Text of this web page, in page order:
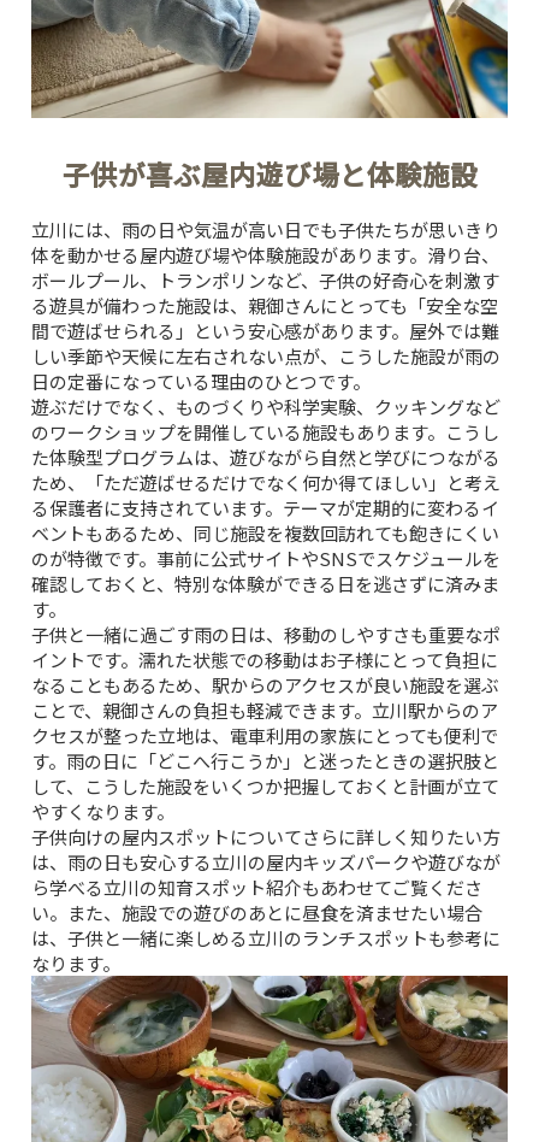
子供が喜ぶ屋内遊び場と体験施設
立川には、雨の日や気温が高い日でも子供たちが思いきり
体を動かせる屋内遊び場や体験施設があります。滑り台、
ボールプール、トランポリンなど、子供の好奇心を刺激す
る遊具が備わった施設は、親御さんにとっても「安全な空
間で遊ばせられる」という安心感があります。屋外では難
しい季節や天候に左右されない点が、こうした施設が雨の
日の定番になっている理由のひとつです。
遊ぶだけでなく、ものづくりや科学実験、クッキングなど
のワークショップを開催している施設もあります。こうし
た体験型プログラムは、遊びながら自然と学びにつながる
ため、「ただ遊ばせるだけでなく何か得てほしい」と考え
る保護者に支持されています。テーマが定期的に変わるイ
ベントもあるため、同じ施設を複数回訪れても飽きにくい
のが特徴です。事前に公式サイトやSNSでスケジュールを
確認しておくと、特別な体験ができる日を逃さずに済みま
す。
子供と一緒に過ごす雨の日は、移動のしやすさも重要なポ
イントです。濡れた状態での移動はお子様にとって負担に
なることもあるため、駅からのアクセスが良い施設を選ぶ
ことで、親御さんの負担も軽減できます。立川駅からのア
クセスが整った立地は、電車利用の家族にとっても便利で
す。雨の日に「どこへ行こうか」と迷ったときの選択肢と
して、こうした施設をいくつか把握しておくと計画が立て
やすくなります。
子供向けの屋内スポットについてさらに詳しく知りたい方
は、 雨の日も安心する立川の屋内キッズパークや遊びなが
ら学べる立川の知育スポット紹介もあわせてご覧くださ
い。また、施設での遊びのあとに昼食を済ませたい場合
は、 子供と一緒に楽しめる立川のランチスポットも参考に
なります。